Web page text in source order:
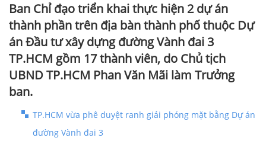
Ban Chỉ đạo triển khai thực hiện 2 dự án
thành phần trên địa bàn thành phố thuộc Dự
án Đầu tư xây dựng đường Vành đai 3
TP.HCM gồm 17 thành viên, do Chủ tịch
UBND TP.HCM Phan Văn Mãi làm Trưởng
ban.
TP.HCM vừa phê duyệt ranh giải phóng mặt bằng Dự án
đường Vành đai 3